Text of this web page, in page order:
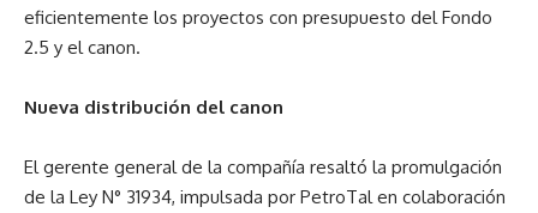
eficientemente los proyectos con presupuesto del Fondo
2.5 y el canon.
Nueva distribución del canon
El gerente general de la compañía resaltó la promulgación
de la Ley N° 31934, impulsada por PetroTal en colaboración